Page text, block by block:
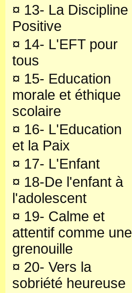
¤ 13- La Discipline
Positive
¤ 14- L'EFT pour
tous
¤ 15- Education
morale et éthique
scolaire
¤ 16- L'Education
et la Paix
¤ 17- L'Enfant
¤ 18-De l'enfant à
l'adolescent
¤ 19- Calme et
attentif comme une
grenouille
¤ 20- Vers la
sobriété heureuse